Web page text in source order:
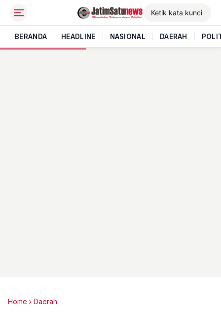
BERANDA HEADLINE NASIONAL DAERAH
Home Daerah